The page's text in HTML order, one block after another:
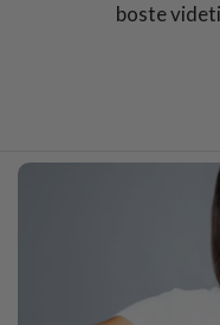
boste